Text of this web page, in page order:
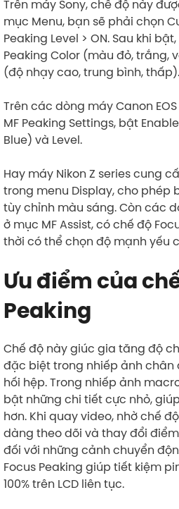
Trên máy Sony, chế độ này
mục Menu, bạn sẽ phải chọn
Peaking Level > ON. Sau khi
Peaking Color (màu đỏ, trắng,
(độ nhạy cao, trung bình, thấp).
Trên các dòng máy Canon
MF Peaking Settings, bật
Blue) và Level.
Hay máy Nikon Z series cung
trong menu Display, cho phép
tùy chỉnh màu sáng. Còn các
ở mục MF Assist, có chế độ
thời có thể chọn độ mạnh yếu
Ưu điểm của
Peaking
Chế độ này giúc gia tăng độ
đặc biệt trong nhiếp ảnh chân
hối hệp. Trong nhiếp ảnh
bật những chi tiết cực nhỏ,
hơn. Khi quay video, nhờ chế
dàng theo dõi và thay đổi
đối với những cảnh chuyển
Focus Peaking giúp tiết kiệm
100% trên LCD liên tục.